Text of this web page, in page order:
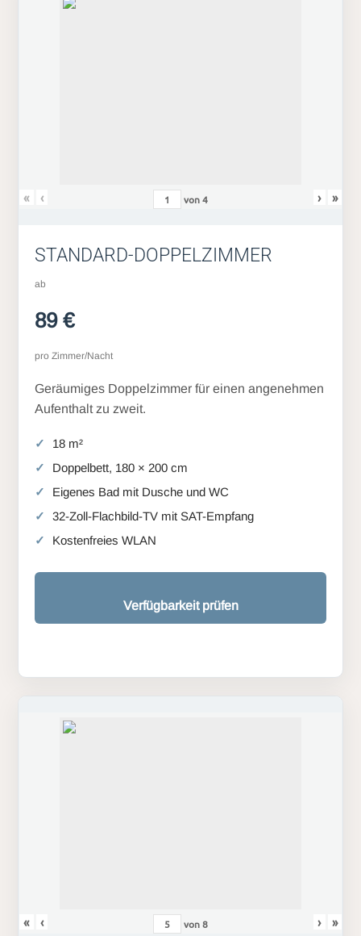
« ‹ von4 › »
STANDARD-DOPPELZIMMER
ab
89 €
pro Zimmer/Nacht
Geräumiges Doppelzimmer für einen angenehmen
Aufenthalt zu zweit.
18 m²
Doppelbett, 180 × 200 cm
Eigenes Bad mit Dusche und WC
32-Zoll-Flachbild-TV mit SAT-Empfang
Kostenfreies WLAN
Verfügbarkeit prüfen
« ‹ von8 › »